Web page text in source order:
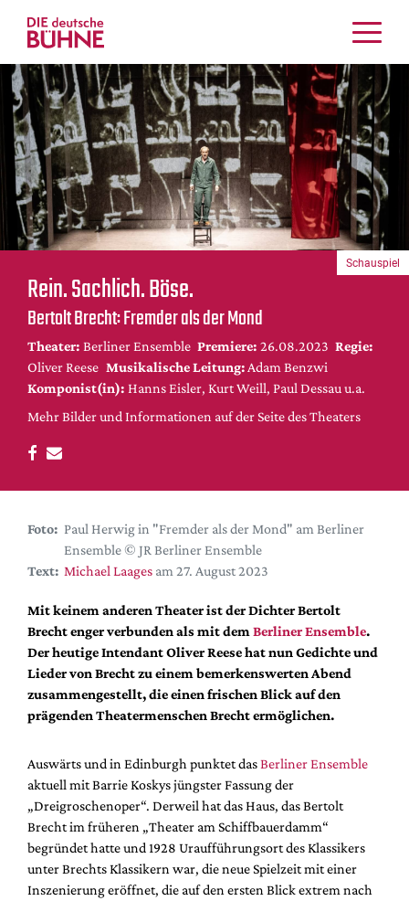
Kritiken
Schauspiel
Musiktheater
Tanz
Crossover
Bühnenwelt
Festivals & Veranstaltungen
Menschen & Theater
Themen
Internationales
Nachrufe
Medientipps
DdB-map
Kalender
Premierensuche
Hefte
Alle Hefte
Leseproben
Podcast
Service
Shop / Abo
Newsletter
Redaktion
Autor:innen
Partner
Mediadaten
Suche
Rein. Sachlich. Böse.
Bertolt Brecht: Fremder als der Mond
Theater: Berliner Ensemble Premiere: 26.08.2023 Regie:
Oliver Reese Musikalische Leitung: Adam Benzwi
Komponist(in): Hanns Eisler, Kurt Weill, Paul Dessau u.a.
Mehr Bilder und Informationen auf der Seite des Theaters
Schauspiel
Foto: Paul Herwig in "Fremder als der Mond" am Berliner
Ensemble © JR Berliner Ensemble
Text: Michael Laages am 27. August 2023
Mit keinem anderen Theater ist der Dichter Bertolt
Brecht enger verbunden als mit dem Berliner Ensemble.
Der heutige Intendant Oliver Reese hat nun Gedichte und
Lieder von Brecht zu einem bemerkenswerten Abend
zusammengestellt, die einen frischen Blick auf den
prägenden Theatermenschen Brecht ermöglichen.
Auswärts und in Edinburgh punktet dasBerliner Ensemble
aktuell mit Barrie Koskys jüngster Fassung der
„Dreigroschenoper“. Derweil hat das Haus, das Bertolt
Brecht im früheren „Theater am Schiffbauerdamm“
begründet hatte und 1928 Uraufführungsort des Klassikers
unter Brechts Klassikern war, die neue Spielzeit mit einer
Inszenierung eröffnet, die auf den ersten Blick extrem nach